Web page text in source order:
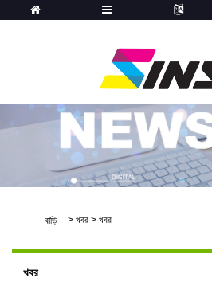
বাড়ি > খবর > খবর
খবর